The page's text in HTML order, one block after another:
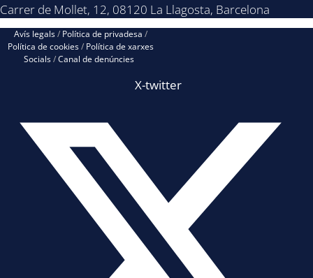
Carrer de Mollet, 12, 08120 La Llagosta, Barcelona
Avís legals/ Política de privadesa /
Política de cookies/ Política de xarxes
Socials/Canal de denúncies
X-twitter